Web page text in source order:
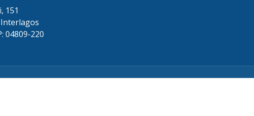
151
04809-220